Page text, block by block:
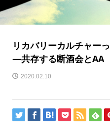
リカバリーカルチャー
―共存する断酒会とAA
2020.02.10